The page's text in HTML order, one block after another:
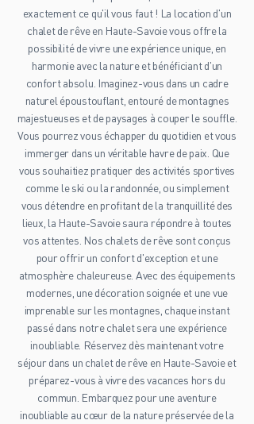
exactement ce qu'il vous faut ! La location d'un
chalet de rêve en Haute-Savoie vous offre la
possibilité de vivre une expérience unique, en
harmonie avec la nature et bénéficiant d'un
confort absolu. Imaginez-vous dans un cadre
naturel époustouflant, entouré de montagnes
majestueuses et de paysages à couper le souffle.
Vous pourrez vous échapper du quotidien et vous
immerger dans un véritable havre de paix. Que
vous souhaitiez pratiquer des activités sportives
comme le ski ou la randonnée, ou simplement
vous détendre en profitant de la tranquillité des
lieux, la Haute-Savoie saura répondre à toutes
vos attentes. Nos chalets de rêve sont conçus
pour offrir un confort d'exception et une
atmosphère chaleureuse. Avec des équipements
modernes, une décoration soignée et une vue
imprenable sur les montagnes, chaque instant
passé dans notre chalet sera une expérience
inoubliable. Réservez dès maintenant votre
séjour dans un chalet de rêve en Haute-Savoie et
préparez-vous à vivre des vacances hors du
commun. Embarquez pour une aventure
inoubliable au cœur de la nature préservée de la